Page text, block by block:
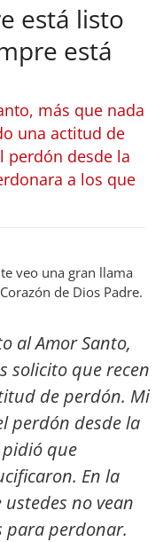
está listo
está
más que nada
una actitud de
perdón desde la
a los que
veo una gran llama
de Dios Padre.
al Amor Santo,
solicito que recen
de perdón. Mi
perdón desde la
que
En la
no vean
para perdonar.